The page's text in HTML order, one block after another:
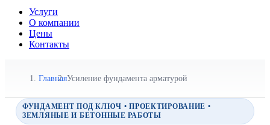
Услуги
О компании
Цены
Контакты
ГлавнаяУсиление фундамента арматурой
ФУНДАМЕНТ ПОД КЛЮЧ • ПРОЕКТИРОВАНИЕ •
ЗЕМЛЯНЫЕ И БЕТОННЫЕ РАБОТЫ